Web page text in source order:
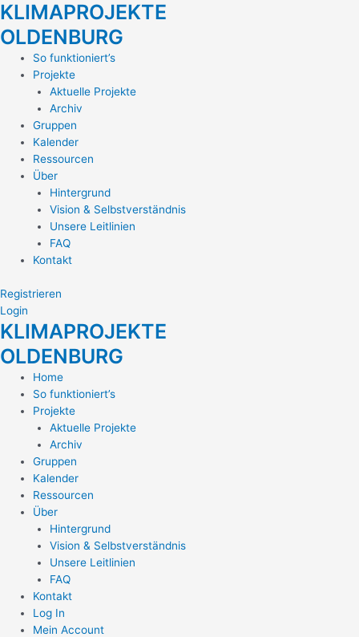
Zum
springen
KLIMAPROJEKTE
OLDENBURG
Main
Menu
So funktioniert’s
Projekte
Aktuelle Projekte
Archiv
Gruppen
Kalender
Ressourcen
Über
Hintergrund
Vision & Selbstverständnis
Unsere Leitlinien
FAQ
Kontakt
Registrieren
Login
KLIMAPROJEKTE
OLDENBURG
Home
So funktioniert’s
Projekte
Aktuelle Projekte
Archiv
Gruppen
Kalender
Ressourcen
Über
Hintergrund
Vision & Selbstverständnis
Unsere Leitlinien
FAQ
Kontakt
Log In
Mein Account